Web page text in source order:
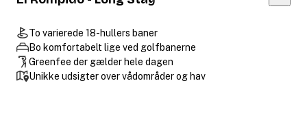
To varierede 18-hullers baner
Bo komfortabelt lige ved golfbanerne
Greenfee der gælder hele dagen
Unikke udsigter over vådområder og hav